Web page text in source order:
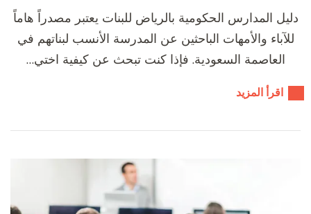
دليل المدارس الحكومية بالرياض للبنات يعتبر مصدراً هاماً
للآباء والأمهات الباحثين عن المدرسة الأنسب لبناتهم في
العاصمة السعودية. فإذا كنت تبحث عن كيفية اختي…
اقرأ المزيد